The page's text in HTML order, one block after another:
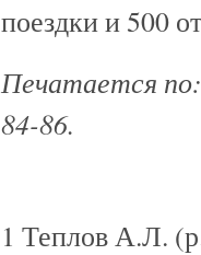
поездки и 500
Печатается
84-86.
1 Теплов А.Л.